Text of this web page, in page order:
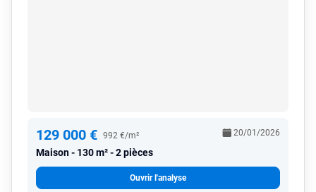
129 000 € 992 €/m²
Maison 130 m² - 2 pièces
20/01/2026
Ouvrir l'analyse